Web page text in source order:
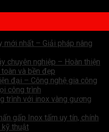
mới nhất – Giải pháp nâng
chuyên nghiệp – Hoàn thiện
và bền đẹp
đại – Công nghệ gia công
công trình
trình với inox vàng gương
gấp Inox tấm uy tín, chính
kỹ thuật